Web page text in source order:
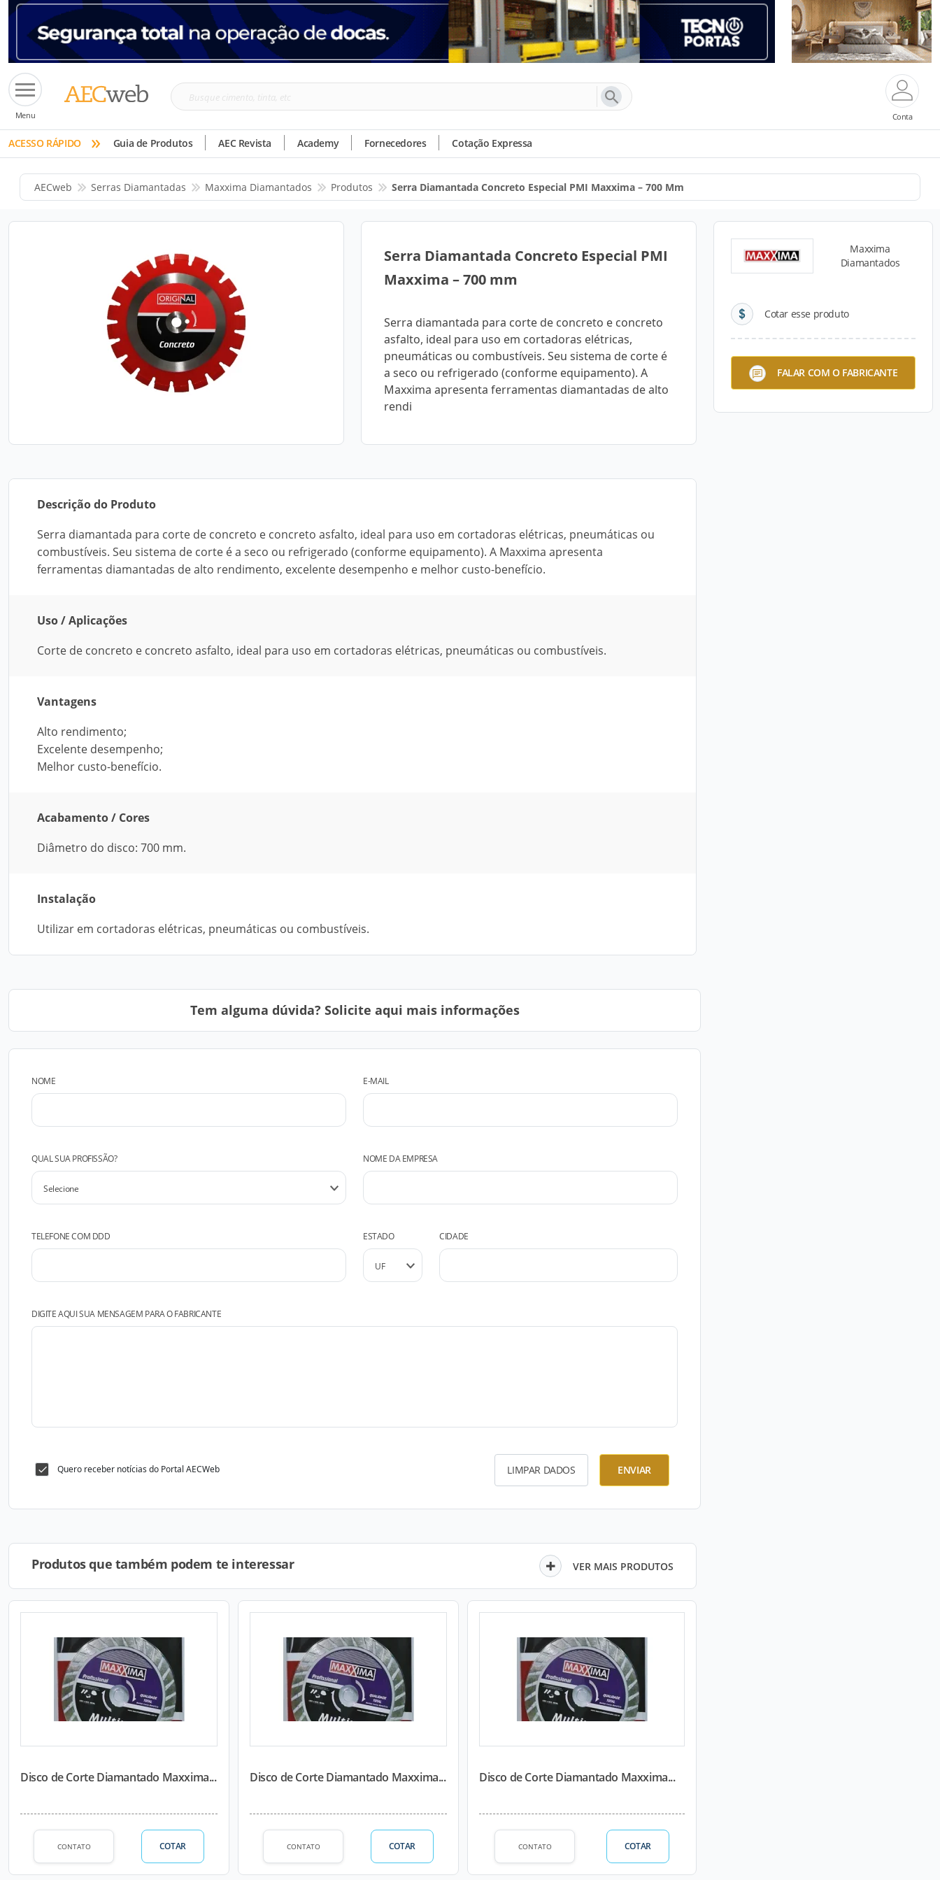
Menu
Busque
tinta,
etc
Conta
ACESSO RÁPIDO » Guia de Produtos AEC Revista Academy Fornecedores Cotação Expressa
AECweb Serras Diamantadas Maxxima Diamantados Produtos Serra Diamantada Concreto Especial PMI Maxxima – 700 Mm
Serra Diamantada Concreto Especial PMI
Maxxima – 700 mm
Serra diamantada para corte de concreto e concreto
asfalto, ideal para uso em cortadoras elétricas,
pneumáticas ou combustíveis. Seu sistema de corte é
a seco ou refrigerado (conforme equipamento). A
Maxxima apresenta ferramentas diamantadas de alto
rendi
Maxxima
Diamantados
Cotar esse produto
FALAR COM O FABRICANTE
Descrição do Produto
Serra diamantada para corte de concreto e concreto asfalto, ideal para uso em cortadoras elétricas, pneumáticas ou
combustíveis. Seu sistema de corte é a seco ou refrigerado (conforme equipamento). A Maxxima apresenta
ferramentas diamantadas de alto rendimento, excelente desempenho e melhor custo-benefício.
Uso / Aplicações
Corte de concreto e concreto asfalto, ideal para uso em cortadoras elétricas, pneumáticas ou combustíveis.
Vantagens
Alto rendimento;
Excelente desempenho;
Melhor custo-benefício.
Acabamento / Cores
Diâmetro do disco: 700 mm.
Instalação
Utilizar em cortadoras elétricas, pneumáticas ou combustíveis.
Tem alguma dúvida? Solicite aqui mais informações
NOME E-MAIL
QUAL SUA PROFISSÃO? NOME DA EMPRESA
TELEFONE COM DDD ESTADO CIDADE
DIGITE AQUI SUA MENSAGEM PARA O FABRICANTE
Quero receber notícias do Portal AECWeb LIMPAR DADOS ENVIAR
Produtos que também podem te interessar VER MAIS PRODUTOS
Disco de Corte Diamantado Maxxima...
CONTATO COTAR
Disco de Corte Diamantado Maxxima...
CONTATO COTAR
Disco de Corte Diamantado Maxxima...
CONTATO COTAR